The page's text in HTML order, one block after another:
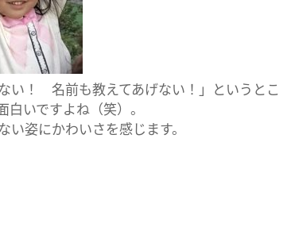
い！ 名前も教えてあげない！」というとこ
いですよね（笑）。
姿にかわいさを感じます。